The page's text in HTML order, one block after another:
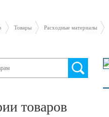
Товары Расходные материалы
товаров